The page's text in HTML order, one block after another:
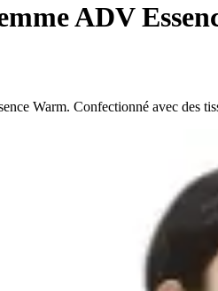
ADV
Warm. Confectionné avec des